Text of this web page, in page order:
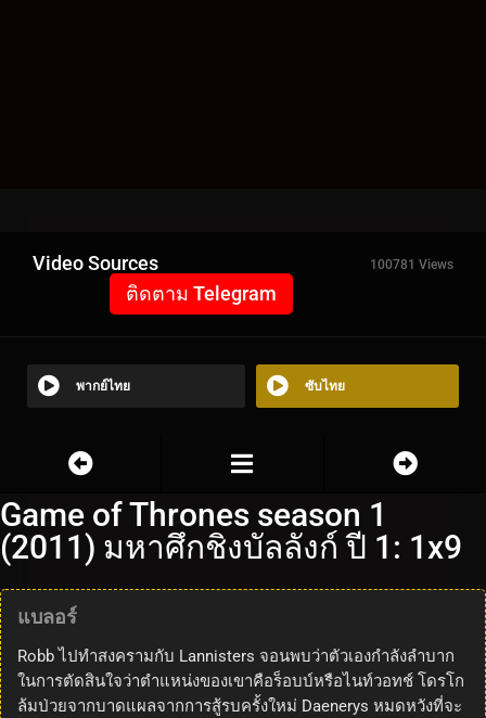
Video Sources 100781 Views
ติดตาม Telegram
พากย์ไทย ซับไทย
Game of Thrones season 1
(2011) มหาศึกชิงบัลลังก์ ปี 1: 1x9
แบลอร์
Robb ไปทำสงครามกับ Lannisters จอนพบว่าตัวเองกำลังลำบาก
ในการตัดสินใจว่าตำแหน่งของเขาคือร็อบบ์หรือไนท์วอทช์ โดรโก
ล้มป่วยจากบาดแผลจากการสู้รบครั้งใหม่ Daenerys หมดหวังที่จะ